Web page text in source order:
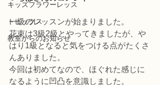
キッズフラワーレッス
トピックス
教室からのお知らせ
一級のレッスンが始まりました。
花束は3級2級とやってきましたが、や
はり1級となると気をつける点がたくさ
んありました。
今回は初めてなので、ほぐれた感じに
なるように凹凸を意識しました。